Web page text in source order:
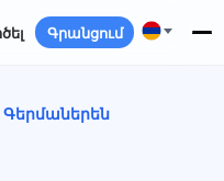
Գրանցում
Գերմաներեն